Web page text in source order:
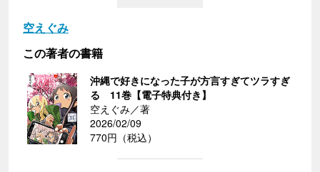
空えぐみ
この著者の書籍
沖縄で好きになった子が方言すぎてツラすぎ
る 11巻【電子特典付き】
空えぐみ／著
2026/02/09
770円（税込）